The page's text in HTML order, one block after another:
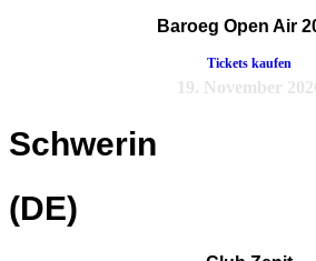
Baroeg Open Air
Tickets kaufen
19. November
Schwerin
(DE)